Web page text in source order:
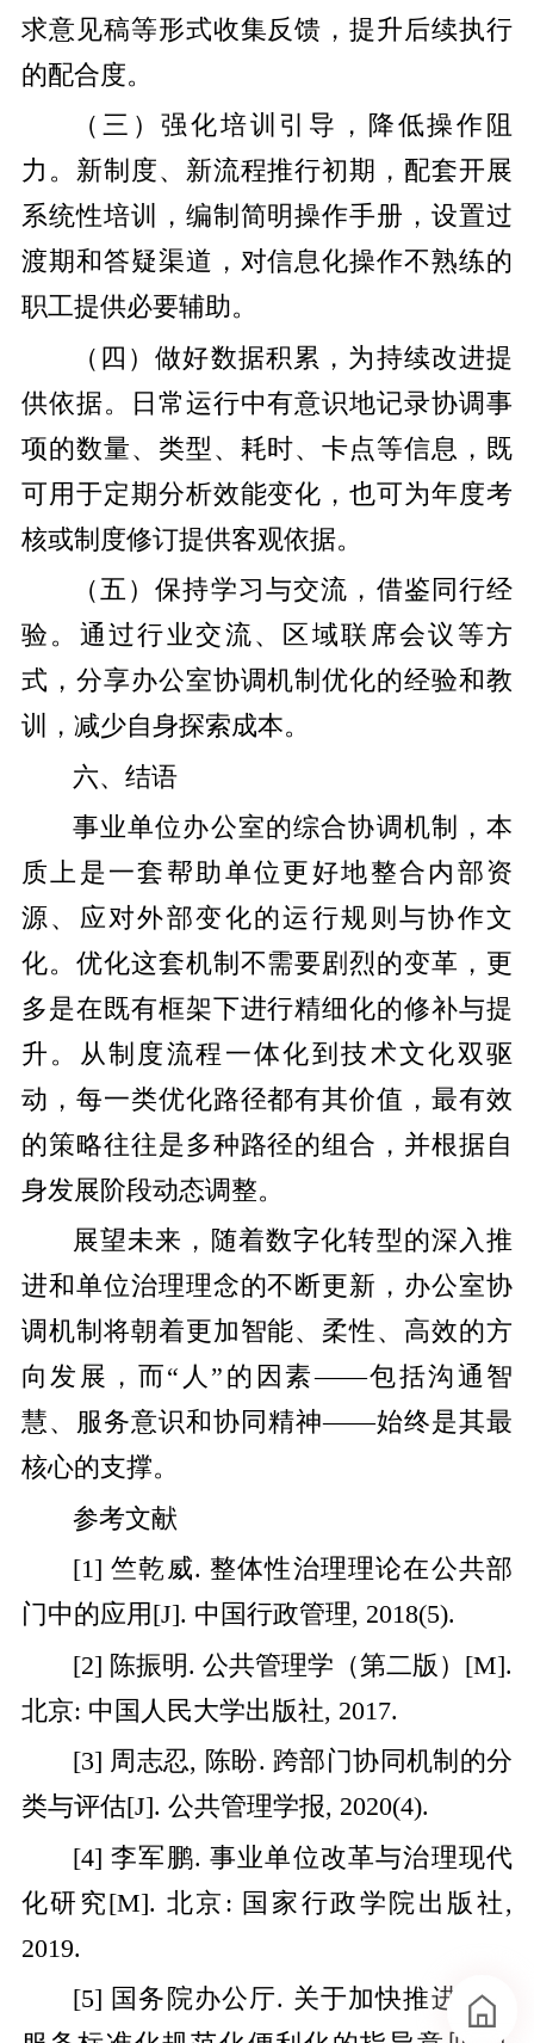
求意见稿等形式收集反馈，提升后续执行
的配合度。
（三）强化培训引导，降低操作阻
力。新制度、新流程推行初期，配套开展
系统性培训，编制简明操作手册，设置过
渡期和答疑渠道，对信息化操作不熟练的
职工提供必要辅助。
（四）做好数据积累，为持续改进提
供依据。日常运行中有意识地记录协调事
项的数量、类型、耗时、卡点等信息，既
可用于定期分析效能变化，也可为年度考
核或制度修订提供客观依据。
（五）保持学习与交流，借鉴同行经
验。通过行业交流、区域联席会议等方
式，分享办公室协调机制优化的经验和教
训，减少自身探索成本。
六、结语
事业单位办公室的综合协调机制，本
质上是一套帮助单位更好地整合内部资
源、应对外部变化的运行规则与协作文
化。优化这套机制不需要剧烈的变革，更
多是在既有框架下进行精细化的修补与提
升。从制度流程一体化到技术文化双驱
动，每一类优化路径都有其价值，最有效
的策略往往是多种路径的组合，并根据自
身发展阶段动态调整。
展望未来，随着数字化转型的深入推
进和单位治理理念的不断更新，办公室协
调机制将朝着更加智能、柔性、高效的方
向发展，而“人”的因素——包括沟通智
慧、服务意识和协同精神——始终是其最
核心的支撑。
参考文献
[1] 竺乾威. 整体性治理理论在公共部
门中的应用[J]. 中国行政管理, 2018(5).
[2] 陈振明. 公共管理学（第二版）[M].
北京: 中国人民大学出版社, 2017.
[3] 周志忍, 陈盼. 跨部门协同机制的分
类与评估[J]. 公共管理学报, 2020(4).
[4] 李军鹏. 事业单位改革与治理现代
化研究[M]. 北京: 国家行政学院出版社,
2019.
[5] 国务院办公厅. 关于加快推进政务